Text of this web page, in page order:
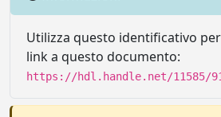
Utilizza questo identificativo
link a questo documento:
https://hdl.handle.net/11585/